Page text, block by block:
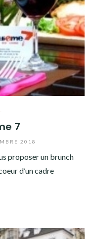
7
2018
proposer un brunch
d’un cadre